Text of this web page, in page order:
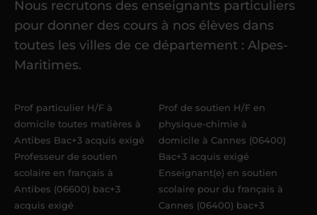
Une fois ma candidature validée, mon
référent me confie mes premiers
élèvesdans un délai de6 jours
maximum
Nous recrutons des enseignants particuliers
pour donner des cours à nos élèves dans
toutes les villes de ce département : Alpes-
Maritimes.
Prof particulier H/F à
domicile toutes matières à
Antibes Bac+3 acquis exigé
Professeur de soutien
scolaire en français à
Antibes (06600) bac+3
acquis exigé
Prof de soutien H/F en
physique-chimie à
domicile à Cannes (06400)
Bac+3 acquis exigé
Enseignant(e) en soutien
scolaire pour du français à
Cannes (06400) bac+3